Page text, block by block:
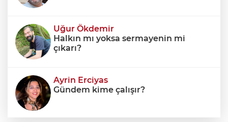
Uğur Ökdemir
Halkın mı yoksa sermayenin mi
çıkarı?
Ayrin Erciyas
Gündem kime çalışır?